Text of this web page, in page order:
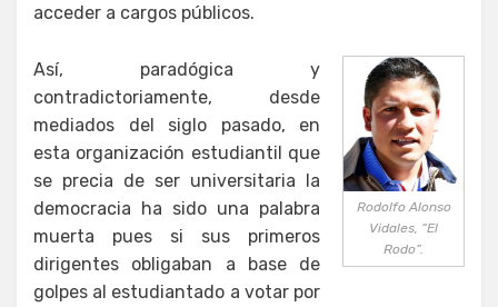
acceder a cargos públicos.
Rodolfo Alonso
Vidales, “El
Rodo”.
Así, paradógica y
contradictoriamente, desde
mediados del siglo pasado, en
esta organización estudiantil que
se precia de ser universitaria la
democracia ha sido una palabra
muerta pues si sus primeros
dirigentes obligaban a base de
golpes al estudiantado a votar por